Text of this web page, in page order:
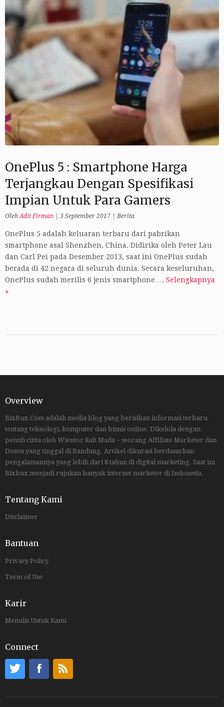
OnePlus 5 : Smartphone Harga
Terjangkau Dengan Spesifikasi
Impian Untuk Para Gamers
Oleh Adit Firman 3 September 2017 Berita
OnePlus 5 adalah keluaran terbaru dari pabrikan
smartphone asal Shenzhen, China. Didirika oleh Peter Lau
dan Carl Pei pada Desember 2013, saat ini OnePlus sudah
berada di 42 negara di seluruh dunia. Secara keseluruhan,
OnePlus sudah merilis 6 jenis smartphone…. Selengkapnya
»
Overview
BixBux.Com adalah media blog yang berisikan informasi terbaru
tentang teknologi, komputer dan bisnis online. Dikelola dengan
penuh cinta oleh Wientor Rah Mada ~ seorang Affiliate Marketer dan
Dosen yang tinggal di Bandung. Artikel dikurasi berdasarkan
pengalamannya yang lebih dari 8 tahun di digital marketing. Saat ini
Bixbux menjadi rujukan banyak internet marketer di Indonesia.
Tentang Kami
Disclaimer
Bantuan
Privacy Policy
Term of Use
Karir
Menulis Untuk Kami
Connect